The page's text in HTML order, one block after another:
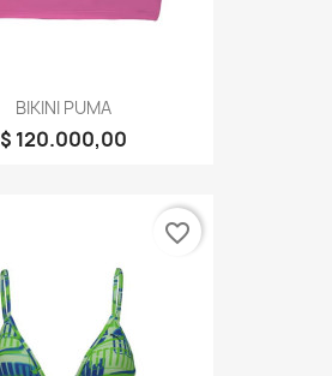
BIKINI PUMA
$ 120.000,00
favorite_border